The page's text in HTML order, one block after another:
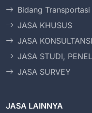
Bidang Transportasi
JASA KHUSUS
JASA
JASA STUDI,
JASA SURVEY
JASA LAINNYA